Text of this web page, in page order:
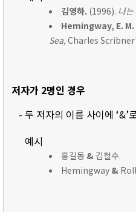
김영하. (1996). 나
Hemingway, E. M.
Sea,Charles
저자가 2명인 경우
- 두 저자의 이름 사이에 ‘&’
예시
홍길동 & 김철수.
Hemingway &